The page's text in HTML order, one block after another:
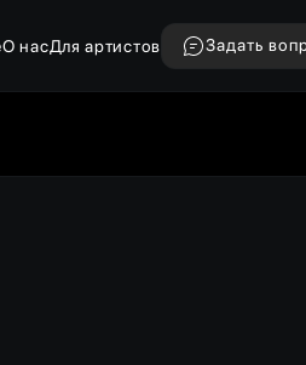
О насДля артистов Задать